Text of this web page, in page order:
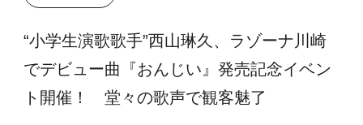
“小学生演歌歌手”西山琳久、ラゾーナ川崎
でデビュー曲『おんじい』発売記念イベン
ト開催！ 堂々の歌声で観客魅了